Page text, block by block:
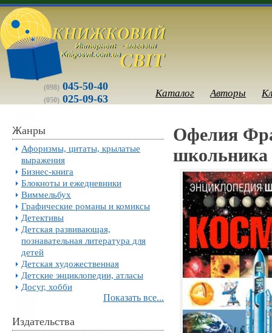
(098) 045-50-40
(050) 025-09-63 Каталог Авторы
Жанры
Афоризмы, цитаты, крылатые
выражения
Бизнес-книга
Блокноты и ежедневники
Виммельбух
Графические романы и комиксы
Детективы
Детская развивающая,
познавательная литература для
детей
Детская художественная
Детские энциклопедии, атласы
Досуг, хобби
Показать все...
Издательства
Офелия
школьника